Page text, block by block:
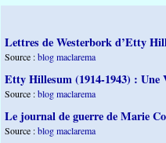
Lettres de Westerbork d’Etty
Source :blog maclarema
Etty Hillesum (1914-1943) : Une
Source :blog maclarema
Le journal de guerre de Marie
Source :blog maclarema